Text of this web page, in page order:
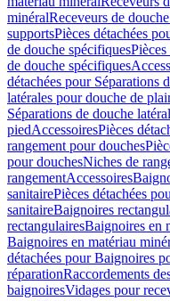
minéralReceveurs de
supportsPièces détachées
de douche spécifiques
de douche spécifiques
détachées pour Séparations
latérales pour douche de
Séparations de douche
piedAccessoiresPièces
rangement pour douches
pour douchesNiches de
rangementAccessoires
sanitairePièces détachées
sanitaireBaignoires
rectangulairesBaignoires en
Baignoires en matériau
détachées pour Baignoires
réparationRaccordements
baignoiresVidages pour